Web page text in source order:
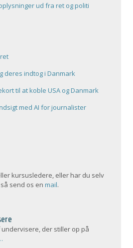
ud fra ret og politi
deres indtog i Danmark
til at koble USA og Danmark
med AI for journalister
kursusledere, eller har du selv
send os enmail.
der stiller op på